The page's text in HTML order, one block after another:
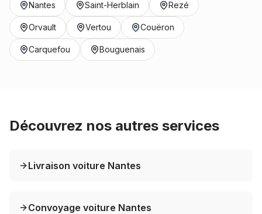
Nantes Saint-Herblain Rezé
Orvault Vertou Couëron
Carquefou Bouguenais
Découvrez nos autres services
Livraison voiture Nantes
Convoyage voiture Nantes